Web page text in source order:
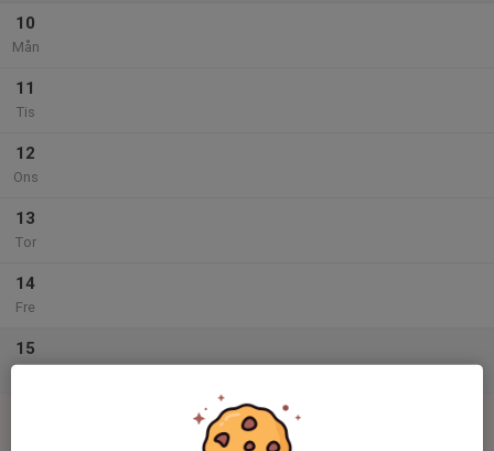
10
Mån
11
Tis
12
Ons
13
Tor
14
Fre
15